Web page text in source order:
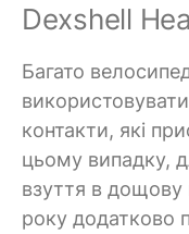
Dexshell
Багато
контакти, які
цьому випадку,
взуття в дощову
року додатково